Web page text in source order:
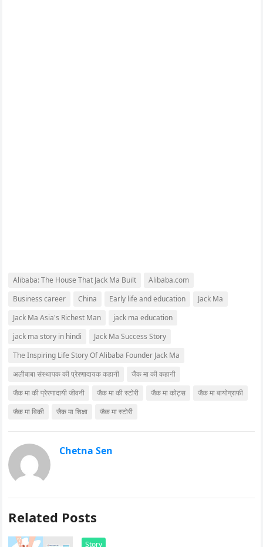
Alibaba: The House That Jack Ma Built
Alibaba.com
Business career
China Early life and education
Jack Ma
Jack Ma Asia's Richest Man
jack ma education
jack ma story in hindi
Jack Ma Success Story
The Inspiring Life Story Of Alibaba Founder Jack Ma
अलीबाबा संस्थापक की प्रेरणादायक कहानी
जैक मा की कहानी
जैक मा की प्रेरणादायी जीवनी
जैक मा की स्टोरी जैक मा कोट्स
जैक मा बायोग्राफी
जैक मा विकी
जैक मा शिक्षा जैक मा स्टोरी
Chetna Sen
Related Posts
Story